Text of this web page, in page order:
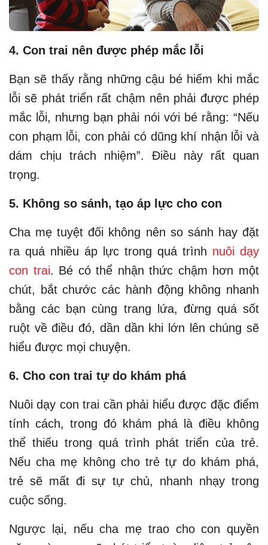
4. Con trai nên được phép mắc lỗi
Bạn sẽ thấy rằng những cậu bé hiếm khi mắc
lỗi sẽ phát triển rất chậm nên phải được phép
mắc lỗi, nhưng bạn phải nói với bé rằng: “Nếu
con phạm lỗi, con phải có dũng khí nhận lỗi và
dám chịu trách nhiệm”. Điều này rất quan
trọng.
5. Không so sánh, tạo áp lực cho con
Cha mẹ tuyệt đối không nên so sánh hay đặt
ra quá nhiều áp lực trong quá trình nuôi dạy
con trai. Bé có thể nhận thức chậm hơn một
chút, bắt chước các hành động không nhanh
bằng các bạn cùng trang lứa, đừng quá sốt
ruột về điều đó, dần dần khi lớn lên chúng sẽ
hiểu được mọi chuyện.
6. Cho con trai tự do khám phá
Nuôi dạy con trai cần phải hiểu được đặc điểm
tính cách, trong đó khám phá là điều không
thể thiếu trong quá trình phát triển của trẻ.
Nếu cha mẹ không cho trẻ tự do khám phá,
trẻ sẽ mất đi sự tự chủ, nhanh nhạy trong
cuộc sống.
Ngược lại, nếu cha mẹ trao cho con quyền